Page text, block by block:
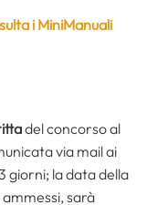
i MiniManuali
del concorso al
via mail ai
giorni; la data della
ammessi, sarà